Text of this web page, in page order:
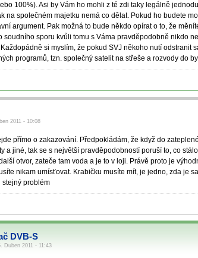
100%). Asi by Vám ho mohli z té zdi taky legálně
na společném majetku nemá co dělat. Pokud ho budete
argument. Pak možná to bude někdo opírat o to, že
soudního sporu kvůli tomu s Váma pravděpodobně nikdo
si myslím, že pokud SVJ někoho nutí odstranit
programů, tzn. společný satelit na střeše a rozvody do
2011 - 10:08
přímo o zakazování. Předpokládám, že když do
a jiné, tak se s největší pravděpodobností poruší to, co
otvor, zateče tam voda a je to v loji. Právě proto je
nikam umísťovat. Krabičku musíte mít, je jedno, zda je
problém
DVB-S
Duben 2011 - 11:43